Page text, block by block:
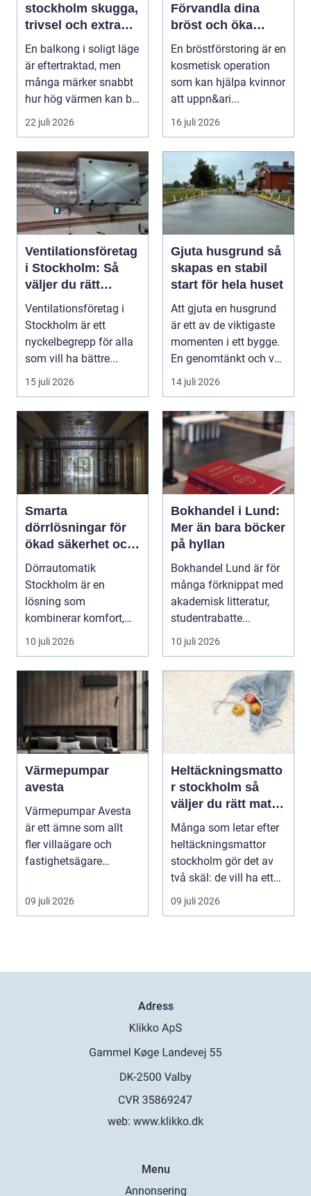
stockholm skugga,
trivsel och extra
rum utomhus
En balkong i soligt läge
är eftertraktad, men
många märker snabbt
hur hög värmen kan bli
under somma...
22 juli 2026
Förvandla dina
bröst och öka
självförtroendet
En bröstförstoring är en
kosmetisk operation
som kan hjälpa kvinnor
att uppn&ari...
16 juli 2026
Ventilationsföretag
i Stockholm: Så
väljer du rätt
expert på frisk luft
Ventilationsföretag i
Stockholm är ett
nyckelbegrepp för alla
som vill ha bättre...
15 juli 2026
Gjuta husgrund så
skapas en stabil
start för hela huset
Att gjuta en husgrund
är ett av de viktigaste
momenten i ett bygge.
En genomtänkt och väl
utförd gru...
14 juli 2026
Smarta
dörrlösningar för
ökad säkerhet och
komfort
Dörrautomatik
Stockholm är en
lösning som
kombinerar komfort,
säkerhet och tillg...
10 juli 2026
Bokhandel i Lund:
Mer än bara böcker
på hyllan
Bokhandel Lund är för
många förknippat med
akademisk litteratur,
studentrabatte...
10 juli 2026
Värmepumpar
avesta
Värmepumpar Avesta
är ett ämne som allt
fler villaägare och
fastighetsägare
09 juli 2026
Heltäckningsmatto
r stockholm så
väljer du rätt matta
för hem och kontor
Många som letar efter
heltäckningsmattor
stockholm gör det av
två skäl: de vill ha ett
tystare och m...
09 juli 2026
Adress
web: www.klikko.dk
Menu
Annonsering